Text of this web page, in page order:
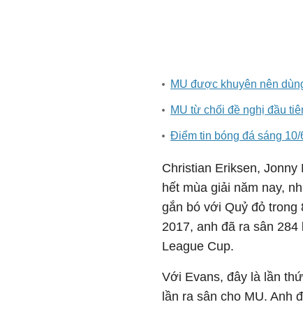
MU được khuyên nên
MU từ chối đề nghị đầu
Điểm tin bóng đá sáng
Christian Eriksen,
hết mùa giải năm nay,
gắn bó với Quỷ đỏ trong
2017, anh đã ra sân
League Cup.
Với Evans, đây là lần
lần ra sân cho MU. Anh